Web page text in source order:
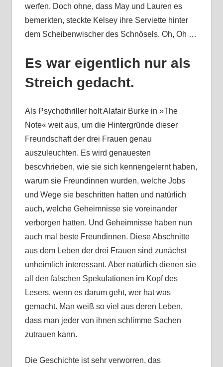
werfen. Doch ohne, dass May und Lauren es
bemerkten, steckte Kelsey ihre Serviette hinter
dem Scheibenwischer des Schnösels. Oh, Oh …
Es war eigentlich nur als
Streich gedacht.
Als Psychothriller holt Alafair Burke in »The
Note« weit aus, um die Hintergründe dieser
Freundschaft der drei Frauen genau
auszuleuchten. Es wird genauesten
bescvhrieben, wie sie sich kennengelernt haben,
warum sie Freundinnen wurden, welche Jobs
und Wege sie beschritten hatten und natürlich
auch, welche Geheimnisse sie voreinander
verborgen hatten. Und Geheimnisse haben nun
auch mal beste Freundinnen. Diese Abschnitte
aus dem Leben der drei Frauen sind zunächst
unheimlich interessant. Aber natürlich dienen sie
all den falschen Spekulationen im Kopf des
Lesers, wenn es darum geht, wer hat was
gemacht. Man weiß so viel aus deren Leben,
dass man jeder von ihnen schlimme Sachen
zutrauen kann.
Die Geschichte ist sehr verworren, das